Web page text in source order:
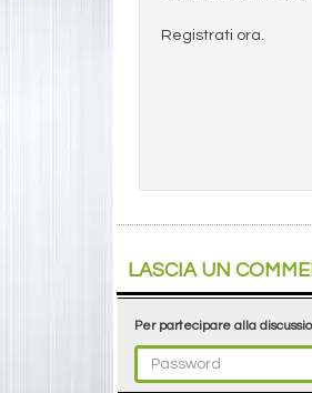
Registrati ora.
LASCIA UN
Per partecipare alla